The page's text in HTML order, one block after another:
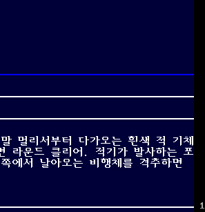
리서부터 다가오는 흰색 적 기체
라운드 클리어. 적기가 발사하는 포
에서 날아오는 비행체를 격추하면